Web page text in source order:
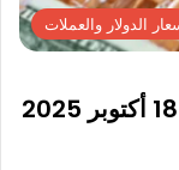
الدولار والعملات
سعر الدولار اليوم في مصر السبت 18 أكتوبر 2025